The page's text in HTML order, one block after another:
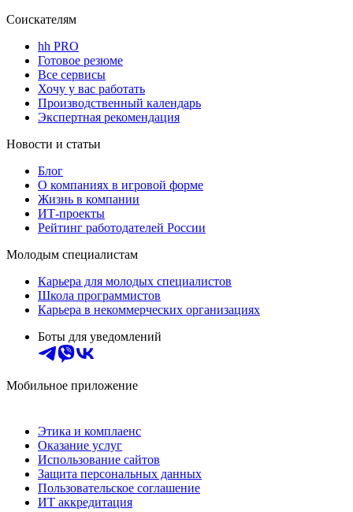
Соискателям
hh PRO
Готовое резюме
Все сервисы
Хочу у вас работать
Производственный календарь
Экспертная рекомендация
Новости и статьи
Блог
О компаниях в игровой форме
Жизнь в компании
ИТ-проекты
Рейтинг работодателей России
Молодым специалистам
Карьера для молодых специалистов
Школа программистов
Карьера в некоммерческих организациях
Боты для уведомлений
Мобильное приложение
Этика и комплаенс
Оказание услуг
Использование сайтов
Защита персональных данных
Пользовательское соглашение
ИТ аккредитация